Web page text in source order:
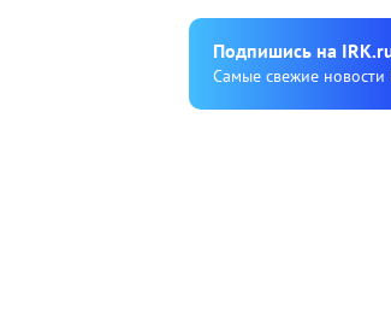
Подпишиcь на
Cамые свежие новости